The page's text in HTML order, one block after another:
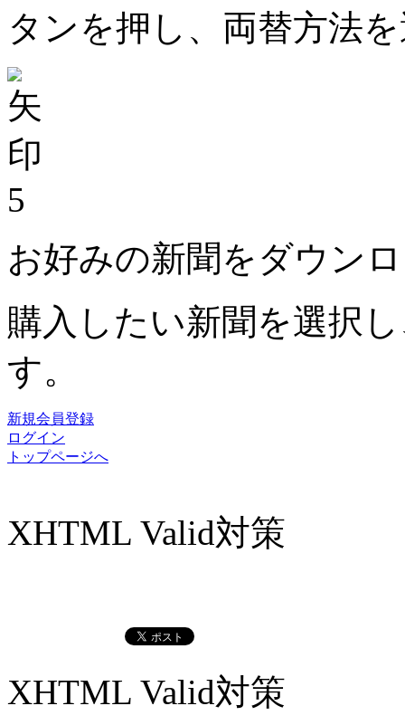
タンを押し、両替方法
5
お好みの新聞をダウン
購入したい新聞を選択
す。
新規会員登録
ログイン
トップページへ
XHTML Valid対策
XHTML Valid対策